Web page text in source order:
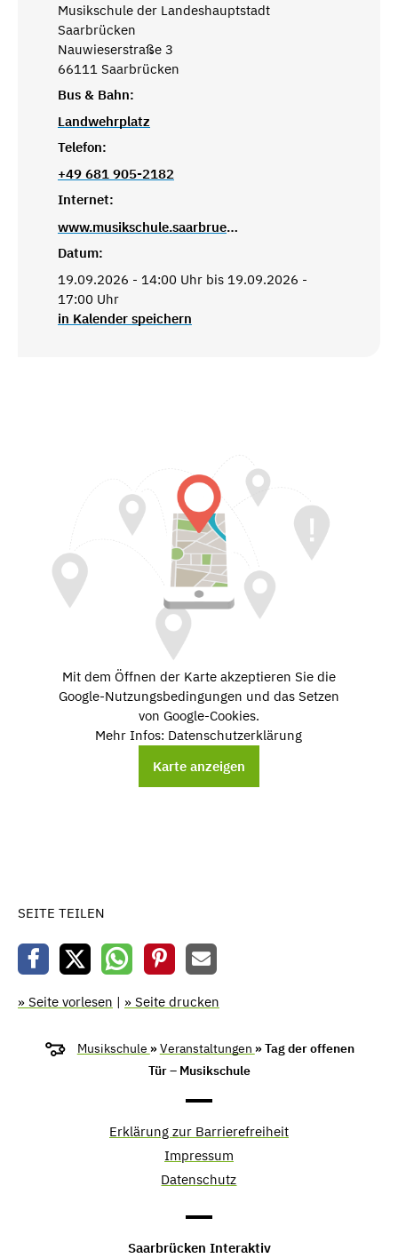
Musikschule der Landeshauptstadt
Saarbrücken
Nauwieserstraße 3
66111 Saarbrücken
Bus & Bahn:
Landwehrplatz
Telefon:
+49 681 905-2182
Internet:
www.musikschule.saarbruecken.de
Datum:
19.09.2026 - 14:00 Uhr bis 19.09.2026 -
17:00 Uhr
in Kalender speichern
Mit dem Öffnen der Karte akzeptieren Sie die
Google-Nutzungsbedingungen und das Setzen
von Google-Cookies.
Mehr Infos: Datenschutzerklärung
Karte anzeigen
SEITE TEILEN
» Seite vorlesen | » Seite drucken
Musikschule »Veranstaltungen » Tag der offenen
Tür – Musikschule
Erklärung zur Barrierefreiheit
Impressum
Datenschutz
Saarbrücken Interaktiv